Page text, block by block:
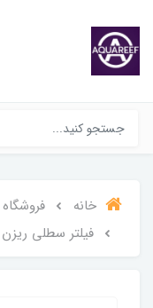
خانه فروشگاه
فیلتر سطلی ریزن CY20